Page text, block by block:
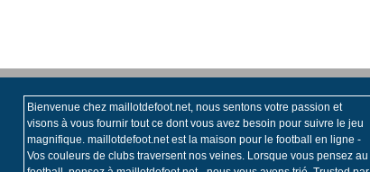
Bienvenue chez maillotdefoot.net, nous sentons votre passion et
visons à vous fournir tout ce dont vous avez besoin pour suivre le jeu
magnifique. maillotdefoot.net est la maison pour le football en ligne -
Vos couleurs de clubs traversent nos veines. Lorsque vous pensez au